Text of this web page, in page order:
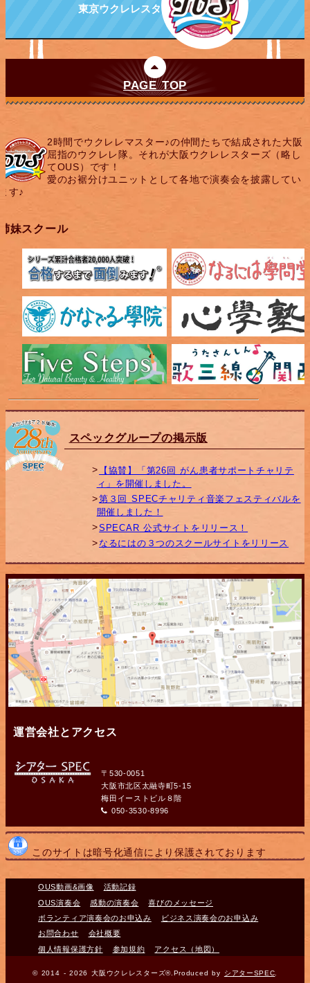
東京ウクレレスターズ
PAGE TOP
2時間でウクレレマスター♪の仲間たちで結成された大阪
屈指のウクレレ隊。それが大阪ウクレレスターズ（略し
てOUS）です！
愛のお裾分けユニットとして各地で演奏会を披露してい
す♪
妹スクール
スペックグループの掲示版
【協賛】「第26回 がん患者サポートチャリテ
ィ」を開催しました。
第３回 SPECチャリティ音楽フェスティバルを
開催しました！
SPECAR 公式サイトをリリース！
なるにはの３つのスクールサイトをリリース
運営会社とアクセス
〒530-0051
大阪市北区太融寺町5-15
梅田イーストビル８階
050-3530-8996
このサイトは暗号化通信により保護されております
OUS動画&画像
活動記録
OUS演奏会
感動の演奏会
喜びのメッセージ
ボランティア演奏会のお申込み
ビジネス演奏会のお申込み
お問合わせ
会社概要
個人情報保護方針
参加規約 アクセス（地図）
© 2014 - 2026 大阪ウクレレスターズ®.Produced by シアターSPEC.